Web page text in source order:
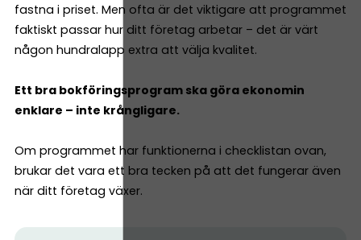
fastna i priset. Men ofta är det viktigare att programmet
faktiskt passar hur ditt företag arbetar – det är värt
någon hundralapp extra att välja kvalitet.
Ett bra bokföringsprogram ska göra ekonomin
enklare – inte krångligare.
Om programmet har funktionerna i checklistan ovan,
brukar det vara ett bra tecken på att det fungerar även
när ditt företag växer.